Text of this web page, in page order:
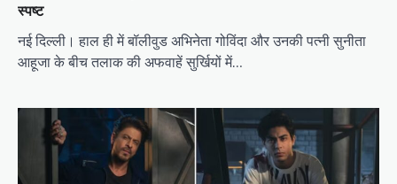
स्पष्ट
नई दिल्ली। हाल ही में बॉलीवुड अभिनेता गोविंदा और उनकी पत्नी सुनीता
आहूजा के बीच तलाक की अफवाहें सुर्खियों में…